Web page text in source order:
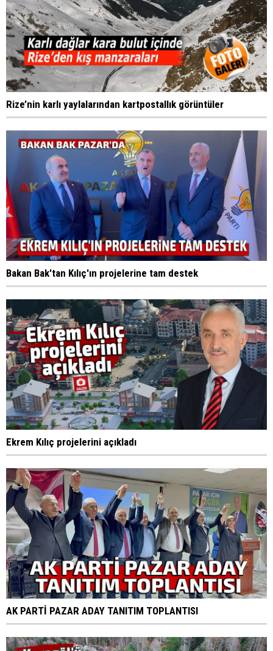
Rize’nin karlı yaylalarından kartpostallık görüntüler
Bakan Bak'tan Kılıç'ın projelerine tam destek
Ekrem Kılıç projelerini açıkladı
AK PARTİ PAZAR ADAY TANITIM TOPLANTISI